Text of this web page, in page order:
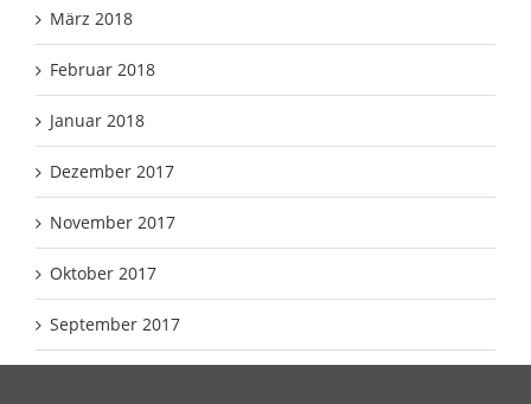
März 2018
Februar 2018
Januar 2018
Dezember 2017
November 2017
Oktober 2017
September 2017